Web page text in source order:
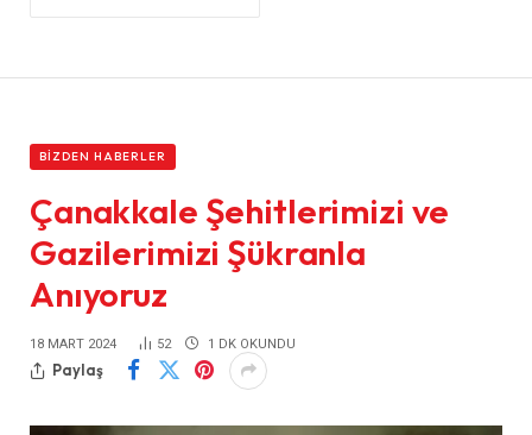
BIZDEN HABERLER
Çanakkale Şehitlerimizi ve
Gazilerimizi Şükranla
Anıyoruz
18 MART 2024 52 1 DK OKUNDU
Paylaş